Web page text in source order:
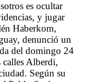
es ocultar
y jugar
Haberkom,
denunció un
del domingo 24
calles Alberdi,
Según su